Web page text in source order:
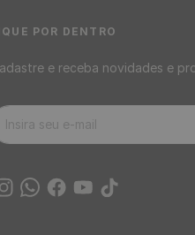
POR DENTRO
e receba novidades e